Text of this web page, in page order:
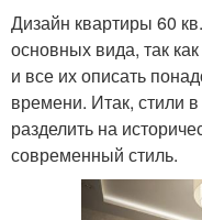
Дизайн квартиры 60
основных вида, так
и все их описать
времени. Итак, стили
разделить на
современный стиль.